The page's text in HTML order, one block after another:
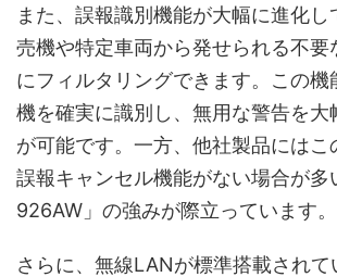
また、誤報識別機能が大幅に進化し
売機や特定車両から発せられる不要
にフィルタリングできます。この機
機を確実に識別し、無用な警告を大
が可能です。一方、他社製品にはこ
誤報キャンセル機能がない場合が多
926AW」の強みが際立っています。
さらに、無線LANが標準搭載されて